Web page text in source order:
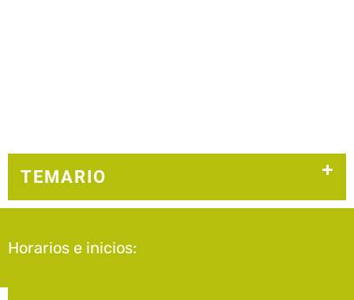
TEMARIO
Horarios e inicios: